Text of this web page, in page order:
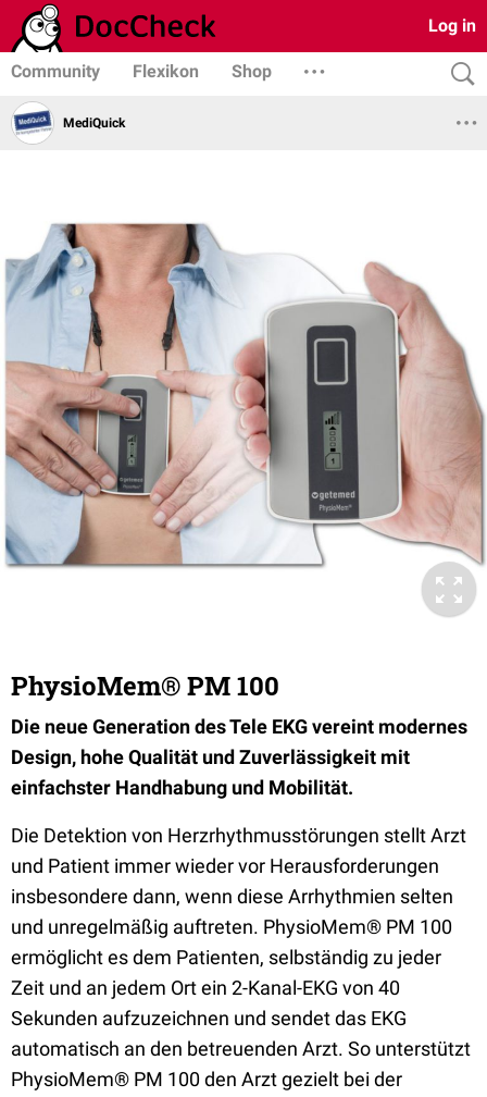
Log in
Community Flexikon Shop
MediQuick
PhysioMem® PM 100
Die neue Generation des Tele EKG vereint modernes
Design, hohe Qualität und Zuverlässigkeit mit
einfachster Handhabung und Mobilität.
Die Detektion von Herzrhythmusstörungen stellt Arzt
und Patient immer wieder vor Herausforderungen
insbesondere dann, wenn diese Arrhythmien selten
und unregelmäßig auftreten. PhysioMem® PM 100
ermöglicht es dem Patienten, selbständig zu jeder
Zeit und an jedem Ort ein 2-Kanal-EKG von 40
Sekunden aufzuzeichnen und sendet das EKG
automatisch an den betreuenden Arzt. So unterstützt
PhysioMem® PM 100 den Arzt gezielt bei der